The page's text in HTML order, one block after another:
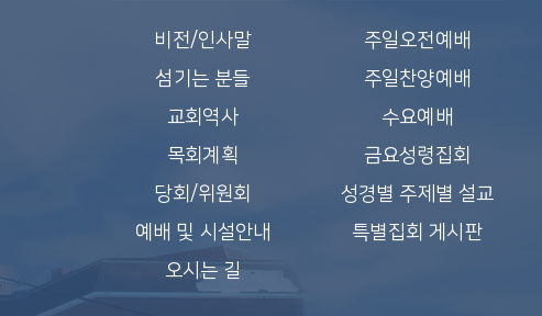
비전/인사말
섬기는 분들
교회역사
목회계획
당회/위원회
예배 및 시설안내
오시는 길
주일오전예배
주일찬양예배
수요예배
금요성령집회
성경별 주제별 설교
특별집회 게시판